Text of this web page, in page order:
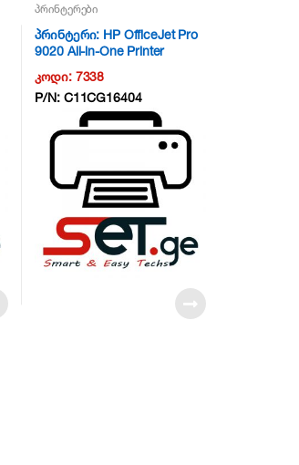
პრინტერები
პრინტერი: HP OfficeJet Pro
9020 All-in-One Printer
NG6
კოდი: 7338
P/N: C11CG16404